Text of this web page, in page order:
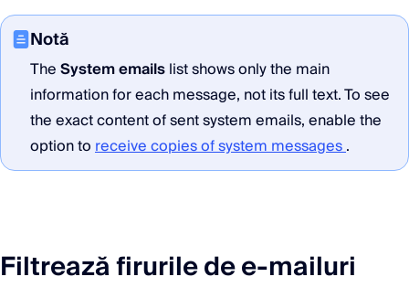
Notă
TheSystem emailslist shows only the main
information for each message, not its full text. To see
the exact content of sent system emails, enable the
option toreceive copies of system messages.
Filtrează firurile de e-mailuri